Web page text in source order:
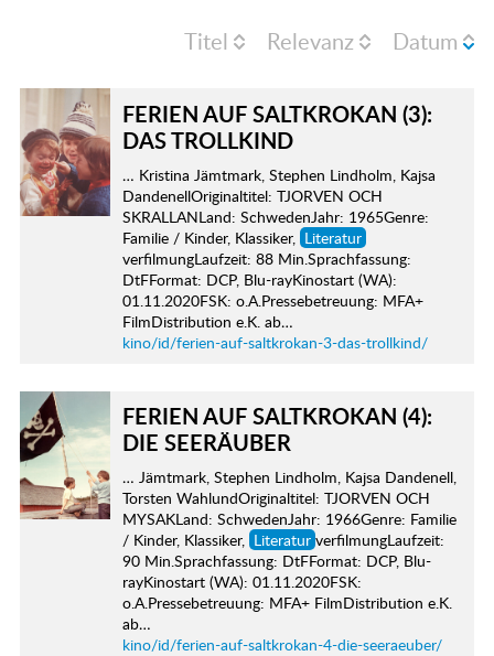
Titel Relevanz Datum
FERIEN AUF SALTKROKAN (3):
DAS TROLLKIND
… Kristina Jämtmark, Stephen Lindholm, Kajsa
DandenellOriginaltitel: TJORVEN OCH
SKRALLANLand: SchwedenJahr: 1965Genre:
Familie / Kinder, Klassiker, Literatur
verfilmungLaufzeit: 88 Min.Sprachfassung:
DtFFormat: DCP, Blu-rayKinostart (WA):
01.11.2020FSK: o.A.Pressebetreuung: MFA+
FilmDistribution e.K. ab…
kino/id/ferien-auf-saltkrokan-3-das-trollkind/
FERIEN AUF SALTKROKAN (4):
DIE SEERÄUBER
… Jämtmark, Stephen Lindholm, Kajsa Dandenell,
Torsten WahlundOriginaltitel: TJORVEN OCH
MYSAKLand: SchwedenJahr: 1966Genre: Familie
/ Kinder, Klassiker, Literatur verfilmungLaufzeit:
90 Min.Sprachfassung: DtFFormat: DCP, Blu-
rayKinostart (WA): 01.11.2020FSK:
o.A.Pressebetreuung: MFA+ FilmDistribution e.K.
ab…
kino/id/ferien-auf-saltkrokan-4-die-seeraeuber/